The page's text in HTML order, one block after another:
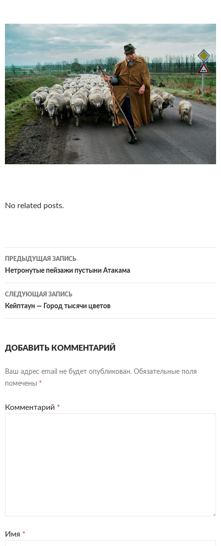
No related posts.
Навигация
по
записям
ПРЕДЫДУЩАЯ ЗАПИСЬ
Нетронутые пейзажи пустыни Атакама
СЛЕДУЮЩАЯ ЗАПИСЬ
Кейптаун — Город тысячи цветов
ДОБАВИТЬ КОММЕНТАРИЙ
Ваш адрес email не будет опубликован. Обязательные поля
помечены *
Комментарий *
Имя *